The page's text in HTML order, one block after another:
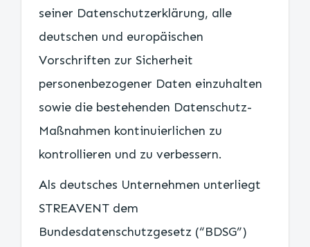
seiner Datenschutzerklärung, alle
deutschen und europäischen
Vorschriften zur Sicherheit
personenbezogener Daten einzuhalten
sowie die bestehenden Datenschutz-
Maßnahmen kontinuierlichen zu
kontrollieren und zu verbessern.
Als deutsches Unternehmen unterliegt
STREAVENT dem
Bundesdatenschutzgesetz (“BDSG”)